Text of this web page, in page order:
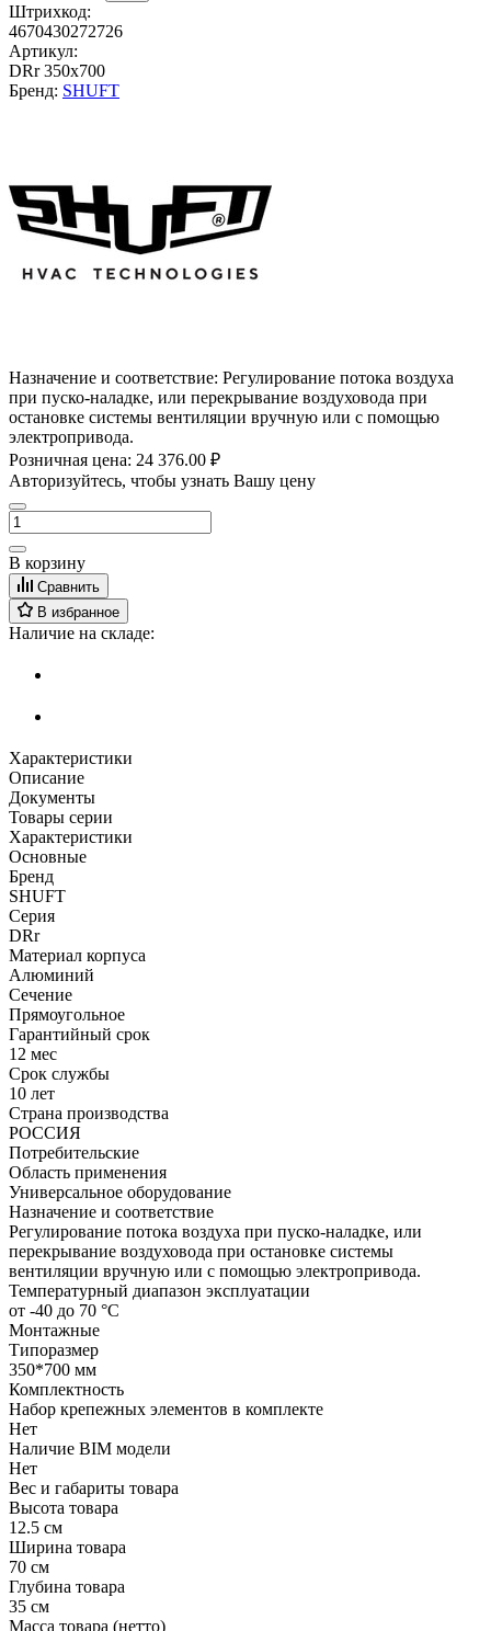
Штрихкод:
4670430272726
Артикул:
DRr 350х700
Бренд: SHUFT
Назначение и соответствие: Регулирование потока воздуха
при пуско-наладке, или перекрывание воздуховода при
остановке системы вентиляции вручную или с помощью
электропривода.
Розничная цена: 24 376.00 ₽
Авторизуйтесь, чтобы узнать Вашу цену
В корзину
Сравнить
В избранное
Наличие на складе:
Характеристики
Описание
Документы
Товары серии
Характеристики
Основные
Бренд
SHUFT
Серия
DRr
Материал корпуса
Алюминий
Сечение
Прямоугольное
Гарантийный срок
12 мес
Срок службы
10 лет
Страна производства
РОССИЯ
Потребительские
Область применения
Универсальное оборудование
Назначение и соответствие
Регулирование потока воздуха при пуско-наладке, или
перекрывание воздуховода при остановке системы
вентиляции вручную или с помощью электропривода.
Температурный диапазон эксплуатации
от -40 до 70 °С
Монтажные
Типоразмер
350*700 мм
Комплектность
Набор крепежных элементов в комплекте
Нет
Наличие BIM модели
Нет
Вес и габариты товара
Высота товара
12.5 см
Ширина товара
70 см
Глубина товара
35 см
Масса товара (нетто)